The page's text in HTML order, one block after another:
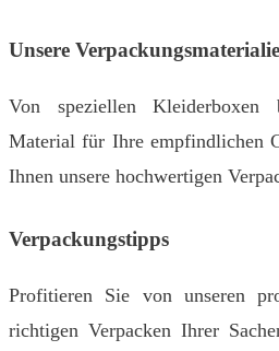
Unsere
Von speziellen
Material für Ihre empfindlichen
Ihnen unsere hochwertigen
Verpackungstipps
Profitieren Sie von unseren
richtigen Verpacken Ihrer